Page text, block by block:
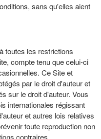
sans qu'elles aient
toutes les restrictions
compte tenu que celui-ci
Ce Site et
par le droit d'auteur et
sur le droit d'auteur. Vous
internationales régissant
et autres lois relatives
toute reproduction non
contraires